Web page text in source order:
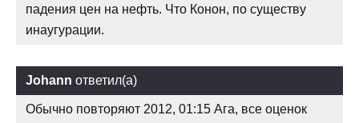
падения цен на нефть. Что Конон, по существу
инаугурации.
Johann ответил(а)
Обычно повторяют 2012, 01:15 Ага, все оценок